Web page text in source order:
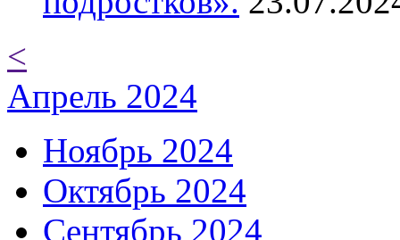
<
Апрель 2024
Ноябрь 2024
Октябрь 2024
Сентябрь 2024